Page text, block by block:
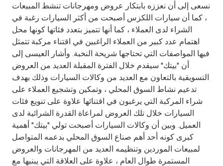
Turkey
Egypt
UK
Kingdom of Bahrain
نسعى إلى أن نعززه بابتكار عروض ومهرجانات تنشط المبيعات
، كما أن سيارات اللكزس أصبحت من أكثر السيارات رغبة في
الشراء لدى العملاء ، كما أنها تتميز بتعدد فئاتها كونها محل
اهتمام عدد كبير من العملاء الراغبين في اقتناء مركبة تتمثل
فيها المواصفات التي تحتاجها شريحة النخبة. وأشار العيسى إلى
أن "بيتك" سيقدم خلال الفترة المقبلة العديد من العروض
التسويقية بالتعاون مع العديد من وكالات السيارات وذلك بهدف
تدعيم نشاط السوق المحلي ، وتمكين وتشجيع العملاء على
شراء المركبة التي يرغبون في اقتنائها علاوة على تنويع فئات
السيارات خلال تلك العروض لمراعاة القدرة الشرائية لدى
العميل. وبين أن وكالات السيارات أصبحت تولي "بيتك" أهمية
كبرى كونه أحد أهم صناع السوق المحلي بدعمه المتواصل
لمبيعات الموردين وتنظيمه العديد من المهرجانات والعروض
المستمرة طوال العام ، علاوة على العلاقة التي يبنيها مع